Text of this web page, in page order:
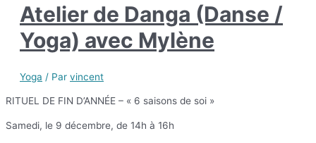
Atelier de Danga (Danse /
Yoga) avec Mylène
Yoga / Par vincent
RITUEL DE FIN D’ANNÉE – « 6 saisons de soi »
Samedi, le 9 décembre, de 14h à 16h